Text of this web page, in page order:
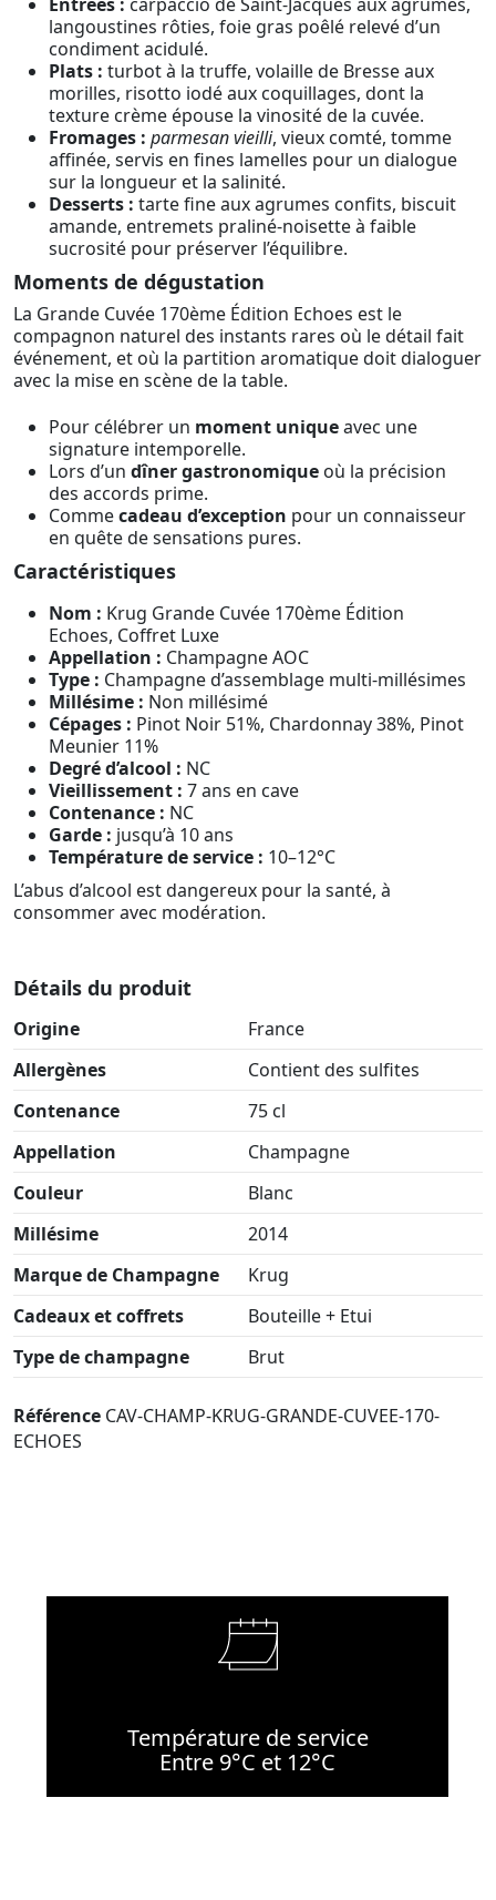
langoustines rôties, foie gras poêlé relevé d’un
condiment acidulé.
Plats : turbot à la truffe, volaille de Bresse aux
morilles, risotto iodé aux coquillages, dont la
texture crème épouse la vinosité de la cuvée.
Fromages : parmesan vieilli, vieux comté, tomme
affinée, servis en fines lamelles pour un dialogue
sur la longueur et la salinité.
Desserts : tarte fine aux agrumes confits, biscuit
amande, entremets praliné-noisette à faible
sucrosité pour préserver l’équilibre.
Moments de dégustation
La Grande Cuvée 170ème Édition Echoes est le
compagnon naturel des instants rares où le détail fait
événement, et où la partition aromatique doit dialoguer
avec la mise en scène de la table.
Pour célébrer un moment uniqueavec une
signature intemporelle.
Lors d’un dîner gastronomique où la précision
des accords prime.
Commecadeau d’exception pour un connaisseur
en quête de sensations pures.
Caractéristiques
Nom : Krug Grande Cuvée 170ème Édition
Echoes, Coffret Luxe
Appellation : Champagne AOC
Type : Champagne d’assemblage multi-millésimes
Millésime : Non millésimé
Cépages : Pinot Noir 51%, Chardonnay 38%, Pinot
Meunier 11%
Degré d’alcool : NC
Vieillissement : 7 ans en cave
Contenance : NC
Garde : jusqu’à 10 ans
Température de service : 10–12°C
L’abus d’alcool est dangereux pour la santé, à
consommer avec modération.
Détails du produit
Origine
France
Allergènes
Contient des sulfites
Contenance
75 cl
Appellation
Champagne
Couleur
Blanc
Millésime
2014
Marque de Champagne
Krug
Cadeaux et coffrets
Bouteille + Etui
Type de champagne
Brut
Référence CAV-CHAMP-KRUG-GRANDE-CUVEE-170-
ECHOES
Température de service
Entre 9°C et 12°C